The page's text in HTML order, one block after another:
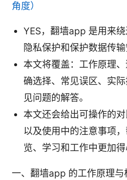
角度）
YES，翻墙app 是用来
隐私保护和保护数据传输
本文将覆盖：工作原理
确选择、常见误区、实
见问题的解答。
本文还会给出可操作的对
以及使用中的注意事项
览、学习和工作中更加得
一、翻墙app 的工作原理与